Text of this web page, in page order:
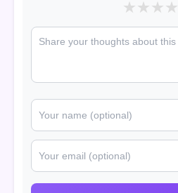
★★★★